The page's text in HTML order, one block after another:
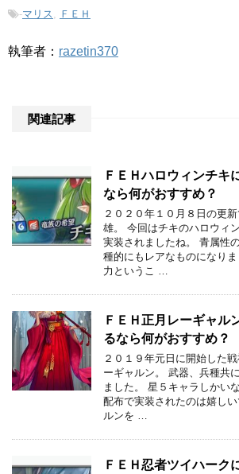
-マリス, ＦＥＨ
執筆者： razetin370
関連記事
ＦＥＨハロウィンチキ
なら何がおすすめ？
２０２０年１０月８日の更
雄。 今回はチキのハロウィ
実装されましたね。 青属性
種的にもレアなものになり
力というこ …
ＦＥＨ正月レーギャル
るなら何がおすすめ？
２０１９年元日に開始した
ーギャルン。 武器、兵種共
ました。 星５キャラしかい
配布で実装されたのは嬉し
ルンを …
ＦＥＨ忍者ツイハーク